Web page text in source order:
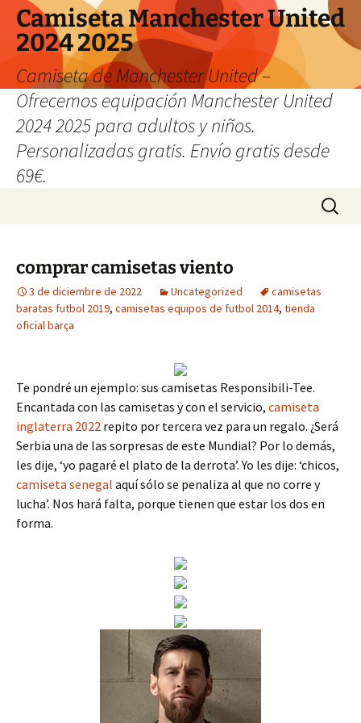
Camiseta Manchester United
2024 2025
Camiseta de Manchester United –
Ofrecemos equipación Manchester United
2024 2025 para adultos y niños.
Personalizadas gratis. Envío gratis desde
69€.
Buscar:
comprar camisetas viento
3 de diciembre de 2022 Uncategorized
camisetas
baratas futbol 2019, camisetas equipos de futbol 2014, tienda
oficial barça
Te pondré un ejemplo: sus camisetas Responsibili-Tee.
Encantada con las camisetas y con el servicio, camiseta
inglaterra 2022 repito por tercera vez para un regalo. ¿Será
Serbia una de las sorpresas de este Mundial? Por lo demás,
les dije, ‘yo pagaré el plato de la derrota’. Yo les dije: ‘chicos,
camiseta senegal aquí sólo se penaliza al que no corre y
lucha’. Nos hará falta, porque tienen que estar los dos en
forma.